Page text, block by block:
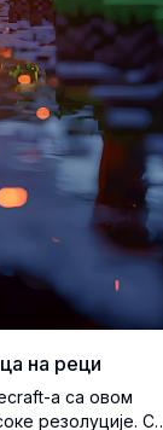
на реци
а са овом
резолуције. Са